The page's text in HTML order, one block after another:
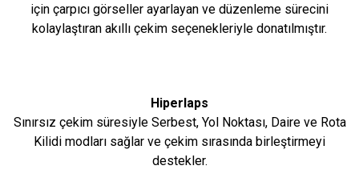
için çarpıcı görseller ayarlayan ve düzenleme sürecini
kolaylaştıran akıllı çekim seçenekleriyle donatılmıştır.
Hiperlaps
Sınırsız çekim süresiyle Serbest, Yol Noktası, Daire ve Rota
Kilidi modları sağlar ve çekim sırasında birleştirmeyi
destekler.